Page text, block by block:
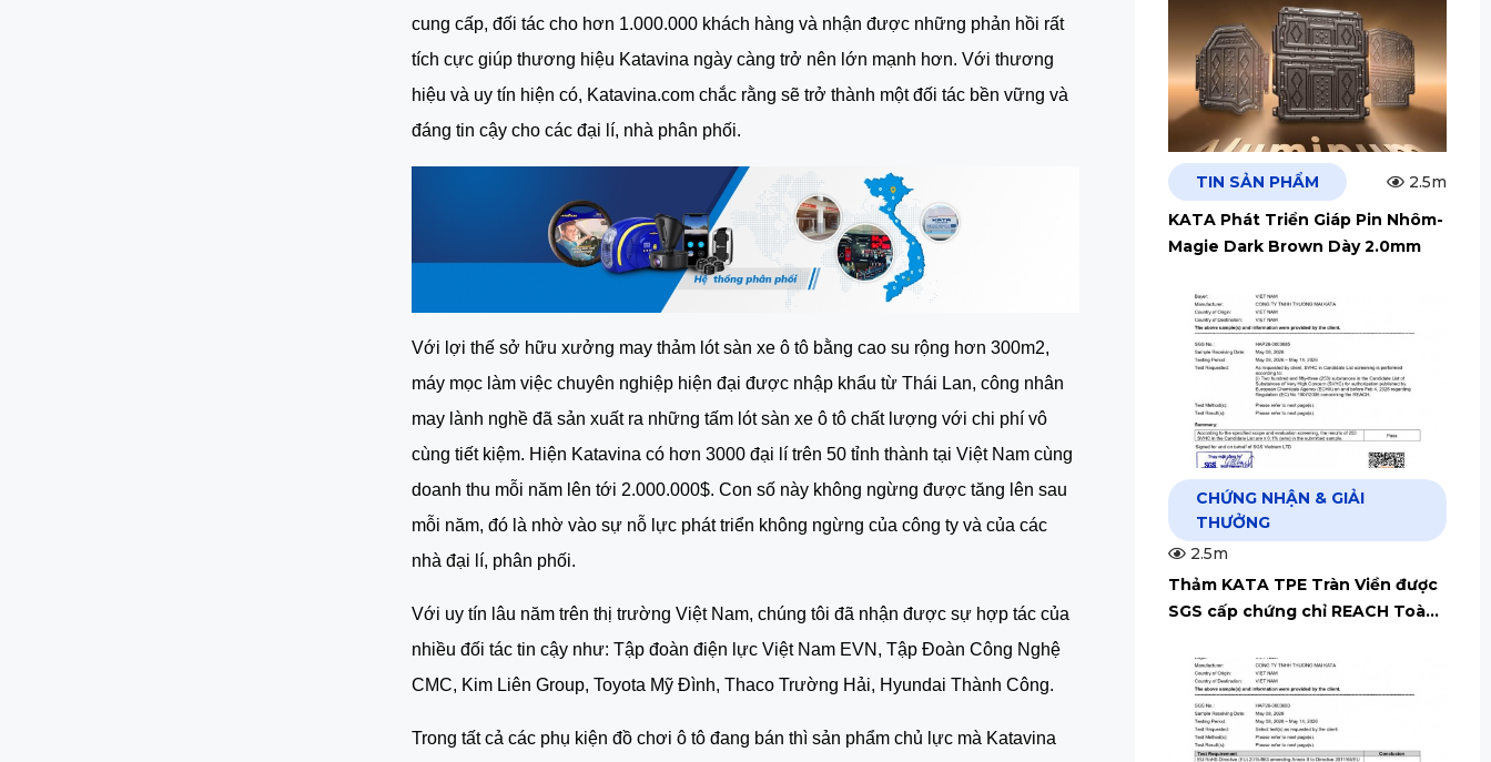
cung cấp, đối tác cho hơn 1.000.000 khách hàng và nhận được những phản hồi rất
tích cực giúp thương hiệu Katavina ngày càng trở nên lớn mạnh hơn. Với thương
hiệu và uy tín hiện có, Katavina.com chắc rằng sẽ trở thành một đối tác bền vững và
đáng tin cậy cho các đại lí, nhà phân phối.
Với lợi thế sở hữu xưởng may thảm lót sàn xe ô tô bằng cao su rộng hơn 300m2,
máy mọc làm việc chuyên nghiệp hiện đại được nhập khẩu từ Thái Lan, công nhân
may lành nghề đã sản xuất ra những tấm lót sàn xe ô tô chất lượng với chi phí vô
cùng tiết kiệm. Hiện Katavina có hơn 3000 đại lí trên 50 tỉnh thành tại Việt Nam cùng
doanh thu mỗi năm lên tới 2.000.000$. Con số này không ngừng được tăng lên sau
mỗi năm, đó là nhờ vào sự nỗ lực phát triển không ngừng của công ty và của các
nhà đại lí, phân phối.
Với uy tín lâu năm trên thị trường Việt Nam, chúng tôi đã nhận được sự hợp tác của
nhiều đối tác tin cậy như: Tập đoàn điện lực Việt Nam EVN, Tập Đoàn Công Nghệ
CMC, Kim Liên Group, Toyota Mỹ Đình, Thaco Trường Hải, Hyundai Thành Công.
Trong tất cả các phụ kiện đồ chơi ô tô đang bán thì sản phẩm chủ lực mà Katavina
TIN SẢN PHẨM
2.5m
KATA Phát Triển Giáp Pin Nhôm-
Magie Dark Brown Dày 2.0mm
CHỨNG NHẬN & GIẢI
THƯỞNG
2.5m
Thảm KATA TPE Tràn Viền được
SGS cấp chứng chỉ REACH Toàn